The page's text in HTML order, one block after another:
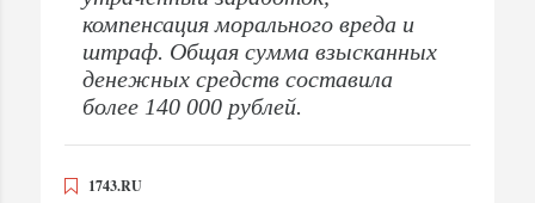
компенсация морального вреда и
штраф. Общая сумма взысканных
денежных средств составила
более 140 000 рублей.
1743.RU